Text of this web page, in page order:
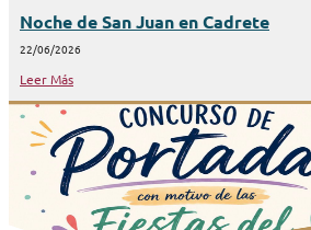
Noche de San Juan en Cadrete
22/06/2026
Leer Más